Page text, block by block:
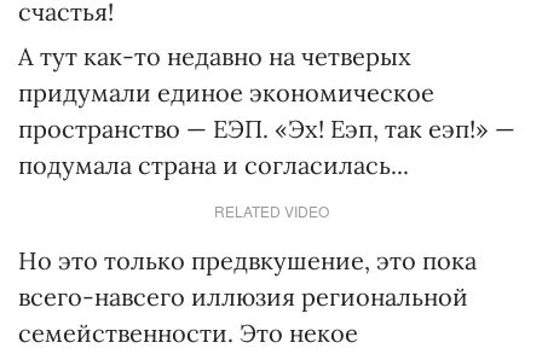
счастья!
А тут как-то недавно на четверых
придумали единое экономическое
пространство — ЕЭП. «Эх! Еэп, так еэп!» —
подумала страна и согласилась...
RELATED VIDEO
Но это только предвкушение, это пока
всего-навсего иллюзия региональной
семейственности. Это некое